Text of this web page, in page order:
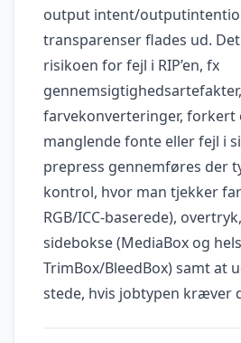
output intent/
transparenser flades ud.
risikoen for fejl i RIP’en, fx
farvekonverteringer, forkert
manglende fonte eller fejl i
prepress gennemføres der
kontrol, hvor man tjekker
RGB/ICC-baserede),
sidebokse (MediaBox og
TrimBox/BleedBox) samt at
stede, hvis jobtypen kræver